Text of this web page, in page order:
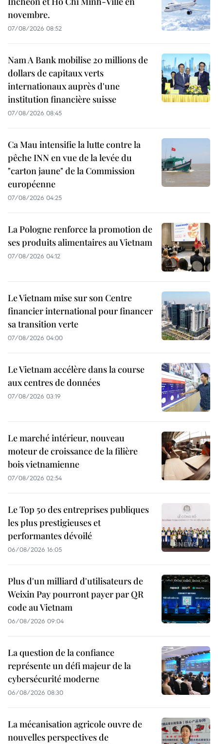
novembre.
07/08/2026 08:52
Nam A Bank mobilise 20 millions de
dollars de capitaux verts
internationaux auprès d'une
institution financière suisse
07/08/2026 08:45
Ca Mau intensifie la lutte contre la
pêche INN en vue de la levée du
"carton jaune" de la Commission
européenne
07/08/2026 04:25
La Pologne renforce la promotion de
ses produits alimentaires au Vietnam
07/08/2026 04:12
Le Vietnam mise sur son Centre
financier international pour financer
sa transition verte
07/08/2026 04:00
Le Vietnam accélère dans la course
aux centres de données
07/08/2026 03:19
Le marché intérieur, nouveau
moteur de croissance de la filière
bois vietnamienne
07/08/2026 02:54
Le Top 50 des entreprises publiques
les plus prestigieuses et
performantes dévoilé
06/08/2026 16:05
Plus d'un milliard d'utilisateurs de
Weixin Pay pourront payer par QR
code au Vietnam
06/08/2026 09:04
La question de la confiance
représente un défi majeur de la
cybersécurité moderne
06/08/2026 08:30
La mécanisation agricole ouvre de
nouvelles perspectives de